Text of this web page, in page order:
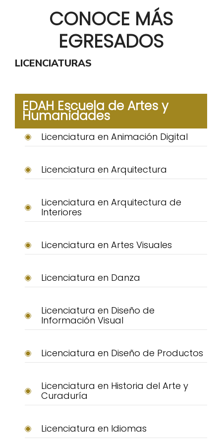
CONOCE MÁS
EGRESADOS
LICENCIATURAS
EDAH Escuela de Artes y
Humanidades
Licenciatura en Animación Digital
Licenciatura en Arquitectura
Licenciatura en Arquitectura de
Interiores
Licenciatura en Artes Visuales
Licenciatura en Danza
Licenciatura en Diseño de
Información Visual
Licenciatura en Diseño de Productos
Licenciatura en Historia del Arte y
Curaduría
Licenciatura en Idiomas